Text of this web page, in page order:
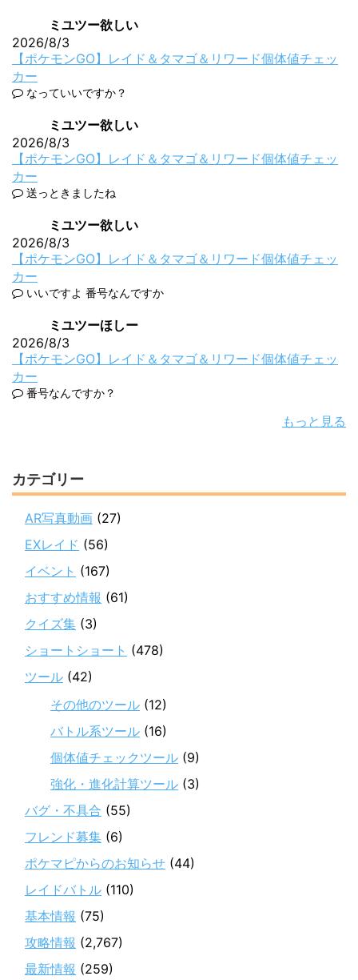
ミユツー欲しい
2026/8/3
【ポケモンGO】レイド＆タマゴ＆リワード個体値チェッ
カー
なっていいですか？
ミユツー欲しい
2026/8/3
【ポケモンGO】レイド＆タマゴ＆リワード個体値チェッ
カー
送っときましたね
ミユツー欲しい
2026/8/3
【ポケモンGO】レイド＆タマゴ＆リワード個体値チェッ
カー
いいですよ 番号なんですか
ミユツーほしー
2026/8/3
【ポケモンGO】レイド＆タマゴ＆リワード個体値チェッ
カー
番号なんですか？
もっと見る
カテゴリー
AR写真動画 (27)
EXレイド (56)
イベント (167)
おすすめ情報 (61)
クイズ集 (3)
ショートショート (478)
ツール (42)
その他のツール (12)
バトル系ツール (16)
個体値チェックツール (9)
強化・進化計算ツール (3)
バグ・不具合 (55)
フレンド募集 (6)
ポケマピからのお知らせ (44)
レイドバトル (110)
基本情報 (75)
攻略情報 (2,767)
最新情報 (259)